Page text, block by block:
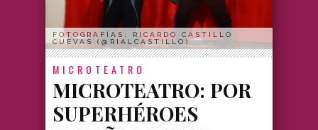
FOTOGRAFÍAS: RICARDO CASTILLO
CUEVAS (@RIALCASTILLO)
MICROTEATRO
MICROTEATRO: POR
SUPERHÉROES